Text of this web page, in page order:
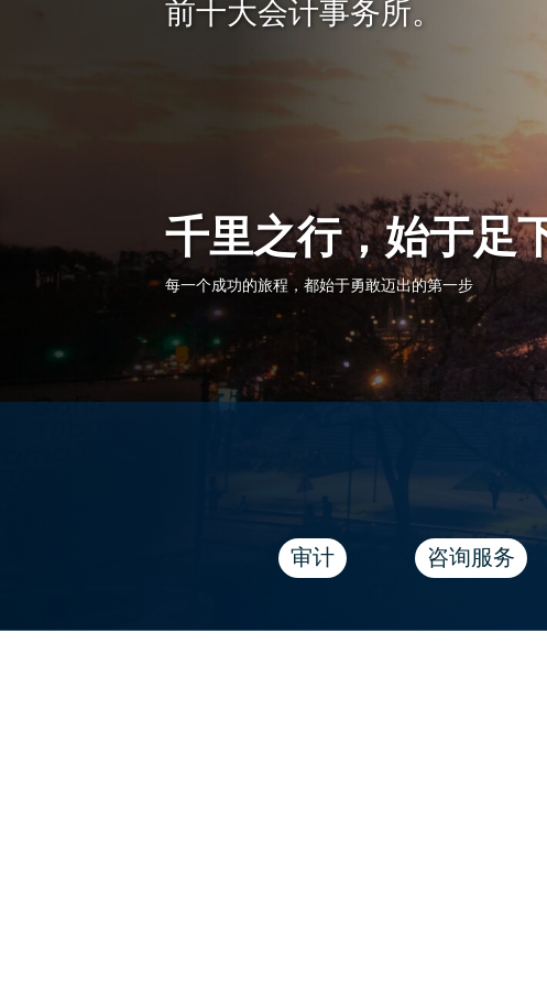
前十大会计事务所。
千里之行，始于足
每一个成功的旅程，都始于勇敢迈出的第一步
审计 咨询服务